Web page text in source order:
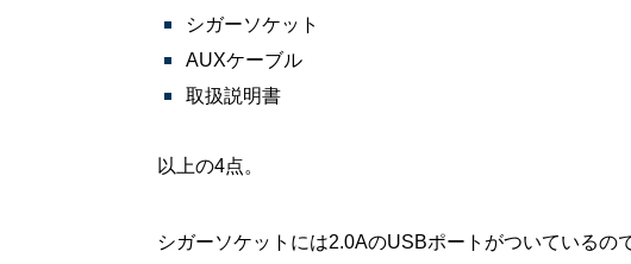
シガーソケット
AUXケーブル
取扱説明書
以上の4点。
シガーソケットには2.0AのUSBポートがついているの